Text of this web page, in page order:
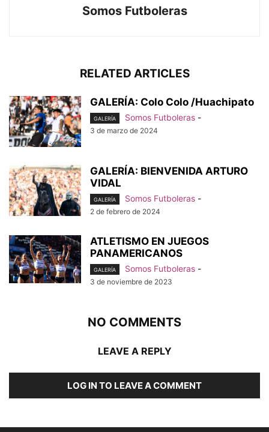
Somos Futboleras
RELATED ARTICLES
GALERÍA: Colo Colo /Huachipato
GALERÍA Somos Futboleras -
3 de marzo de 2024
GALERÍA: BIENVENIDA ARTURO
VIDAL
GALERÍA Somos Futboleras -
2 de febrero de 2024
ATLETISMO EN JUEGOS
PANAMERICANOS
GALERÍA Somos Futboleras -
3 de noviembre de 2023
NO COMMENTS
LEAVE A REPLY
LOG IN TO LEAVE A COMMENT